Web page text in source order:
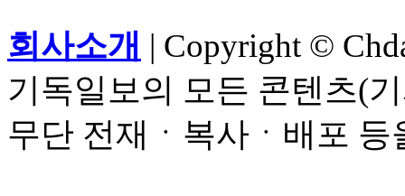
회사소개 | Copyright ©
기독일보의 모든 콘텐츠(
무단 전재ㆍ복사ㆍ배포 등